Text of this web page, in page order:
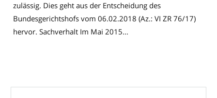
zulässig. Dies geht aus der Entscheidung des
Bundesgerichtshofs vom 06.02.2018 (Az.: VI ZR 76/17)
hervor. Sachverhalt Im Mai 2015...